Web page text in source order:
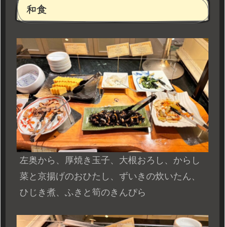
和食
左奥から、厚焼き玉子、大根おろし、からし
菜と京揚げのおひたし、ずいきの炊いたん、
ひじき煮、 ふきと筍のきんぴら